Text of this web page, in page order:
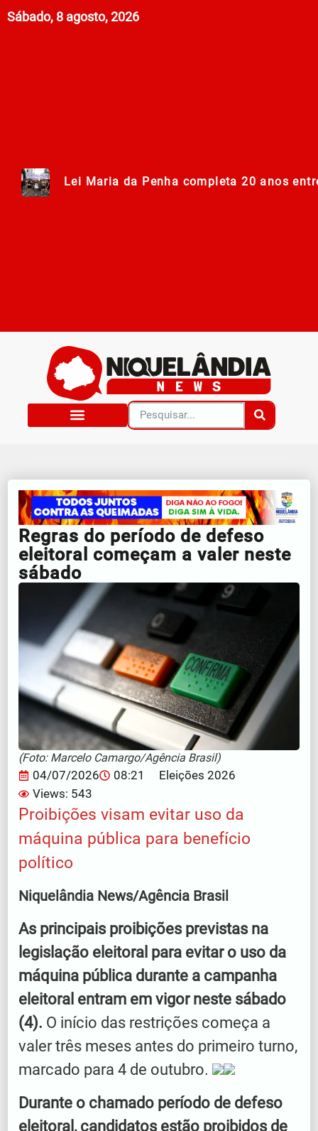
Sábado, 8 agosto, 2026
Lei Maria da Penha completa 20 anos
278ª Romaria do Muquém começa com
Centro Municipal de Apoio aos Romeiros
Polícia Militar de Goiás comemora 168
Regras do período de defeso
eleitoral começam a valer neste
sábado
(Foto: Marcelo Camargo/Agência Brasil)
04/07/2026 08:21
Eleições 2026
Views: 543
Proibições visam evitar uso da
máquina pública para benefício
político
Niquelândia News/Agência Brasil
As principais proibições previstas na
legislação eleitoral para evitar o uso da
máquina pública durante a campanha
eleitoral entram em vigor neste sábado
(4). O início das restrições começa a
valer três meses antes do primeiro turno,
marcado para 4 de outubro.
Durante o chamado período de defeso
eleitoral, candidatos estão proibidos de